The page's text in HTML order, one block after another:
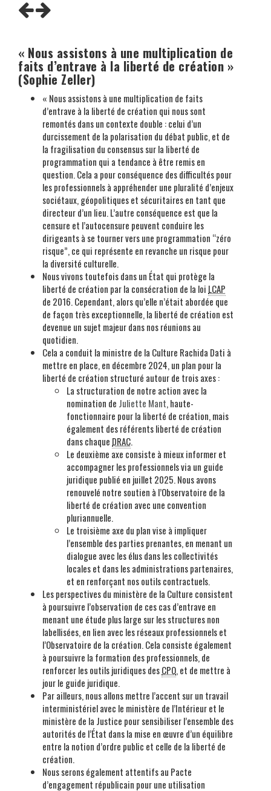
« Nous assistons à une multiplication de
faits d’entrave à la liberté de création »
(Sophie Zeller)
« Nous assistons à une multiplication de faits
d’entrave à la liberté de création qui nous sont
remontés dans un contexte double : celui d’un
durcissement de la polarisation du débat public, et de
la fragilisation du consensus sur la liberté de
programmation qui a tendance à être remis en
question. Cela a pour conséquence des difficultés pour
les professionnels à appréhender une pluralité d’enjeux
sociétaux, géopolitiques et sécuritaires en tant que
directeur d’un lieu. L’autre conséquence est que la
censure et l’autocensure peuvent conduire les
dirigeants à se tourner vers une programmation “zéro
risque”, ce qui représente en revanche un risque pour
la diversité culturelle.
Nous vivons toutefois dans un État qui protège la
liberté de création par la consécration de la loi LCAP
de 2016. Cependant, alors qu’elle n’était abordée que
de façon très exceptionnelle, la liberté de création est
devenue un sujet majeur dans nos réunions au
quotidien.
Cela a conduit la ministre de la Culture Rachida Dati à
mettre en place, en décembre 2024, un plan pour la
liberté de création structuré autour de trois axes :
La structuration de notre action avec la
nomination de Juliette Mant, haute-
fonctionnaire pour la liberté de création, mais
également des référents liberté de création
dans chaque DRAC.
Le deuxième axe consiste à mieux informer et
accompagner les professionnels via un guide
juridique publié en juillet 2025. Nous avons
renouvelé notre soutien à l’Observatoire de la
liberté de création avec une convention
pluriannuelle.
Le troisième axe du plan vise à impliquer
l’ensemble des parties prenantes, en menant un
dialogue avec les élus dans les collectivités
locales et dans les administrations partenaires,
et en renforçant nos outils contractuels.
Les perspectives du ministère de la Culture consistent
à poursuivre l’observation de ces cas d’entrave en
menant une étude plus large sur les structures non
labellisées, en lien avec les réseaux professionnels et
l’Observatoire de la création. Cela consiste également
à poursuivre la formation des professionnels, de
renforcer les outils juridiques desCPO, et de mettre à
jour le guide juridique.
Par ailleurs, nous allons mettre l’accent sur un travail
interministériel avec le ministère de l’Intérieur et le
ministère de la Justice pour sensibiliser l’ensemble des
autorités de l’État dans la mise en œuvre d’un équilibre
entre la notion d’ordre public et celle de la liberté de
création.
Nous serons également attentifs au Pacte
d’engagement républicain pour une utilisation